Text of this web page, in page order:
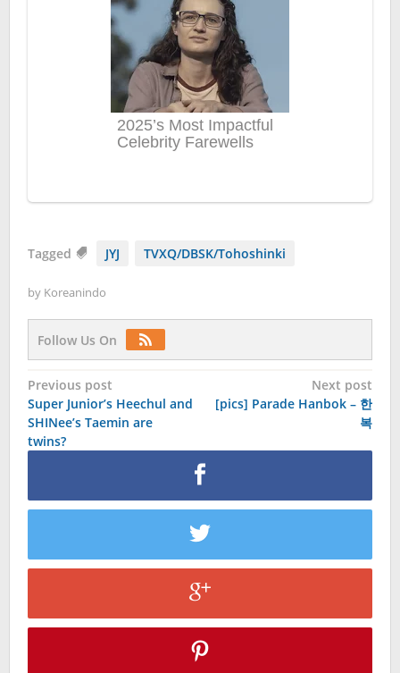
Tagged JYJ TVXQ/DBSK/Tohoshinki
by Koreanindo
Follow Us On
Post
navigation
Previous post
Super Junior’s Heechul and
SHINee’s Taemin are
twins?
Next post
[pics] Parade Hanbok – 한
복